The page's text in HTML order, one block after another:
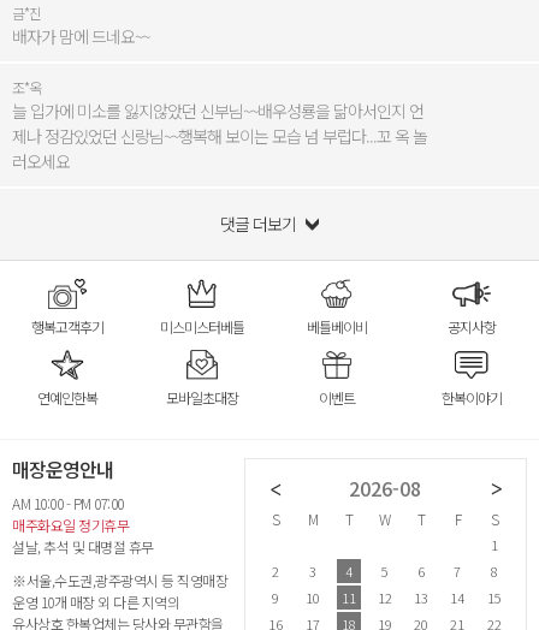
금*진
배자가 맘에 드네요~~
조*옥
늘 입가에 미소를 잃지않았던 신부님~~배우성룡을 닮아서인지 언
제나 정감있었던 신랑님~~행복해 보이는 모습 넘 부럽다...꼬 옥 놀
러오세요
댓글 더보기
행복고객후기 미스미스터베틀 베틀베이비 공지사항
연예인한복 모바일초대장 이벤트 한복이야기
매장운영안내
AM 10:00 - PM 07:00
매주화요일 정기휴무
설날, 추석 및 대명절 휴무
※서울,수도권,광주광역시 등 직영매장
운영 10개 매장 외 다른 지역의
유사상호 한복업체는 당사와 무관함을
2026-07
S M T W
1
7 8 9 10
12
13 14 15 16
19
20 21 22 23 24
2026-08
S M T W T F S
1
2
3 4 5 6 7
8
9
10 11 12 13 14
15
16
17 18 19 20 21 22